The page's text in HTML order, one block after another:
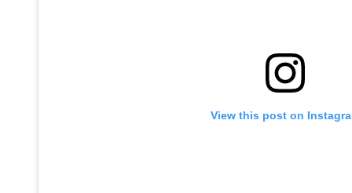
View this post on